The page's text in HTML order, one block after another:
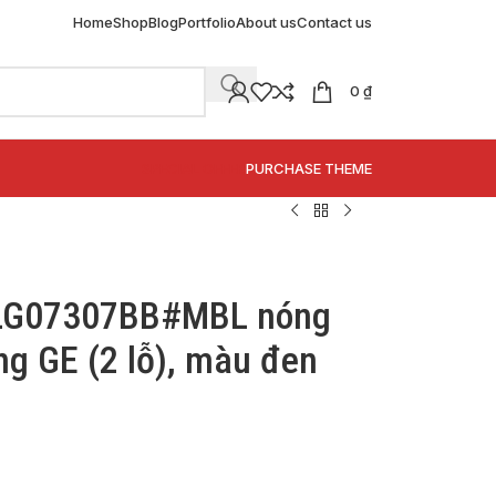
HomeShopBlogPortfolioAbout usContact us
0 ₫
PURCHASE THEME
nóng
GE (2 lỗ), màu đen